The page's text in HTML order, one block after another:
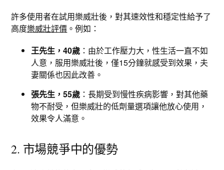
許多使用者在試用樂威壯後，對其速效性和穩定性給予了
高度樂威壯評價 。例如：
王先生，40歲 ：由於工作壓力大，性生活一直不如
人意，服用樂威壯後，僅15分鐘就感受到效果，夫
妻關係也因此改善。
張先生，55歲 ：長期受到慢性疾病影響，對其他藥
物不耐受，但樂威壯的低劑量選項讓他放心使用，
效果令人滿意。
2. 市場競爭中的優勢